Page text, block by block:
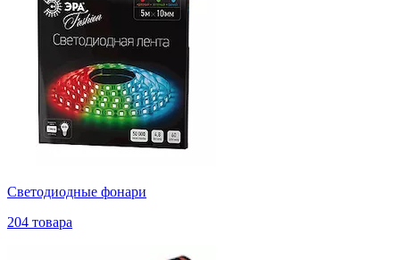
Светодиодные фонари
204 товара